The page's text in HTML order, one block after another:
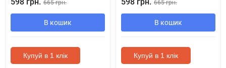
598 грн. 665 грн.
В кошик
Купуй в 1 клік
598 грн. 665 грн.
В кошик
Купуй в 1 клік